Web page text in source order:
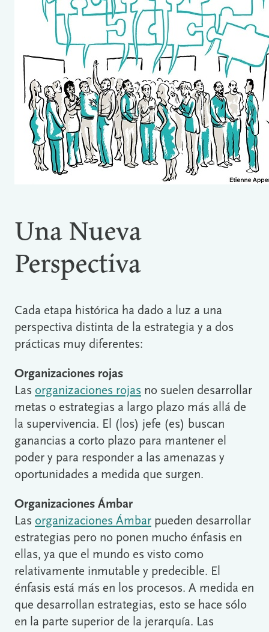
Una Nueva
Perspectiva
Cada etapa histórica ha dado a luz a una
perspectiva distinta de la estrategia y a dos
prácticas muy diferentes:
Organizaciones rojas
Las organizaciones rojas no suelen desarrollar
metas o estrategias a largo plazo más allá de
la supervivencia. El (los) jefe (es) buscan
ganancias a corto plazo para mantener el
poder y para responder a las amenazas y
oportunidades a medida que surgen.
Organizaciones Ámbar
Las organizaciones Ámbar pueden desarrollar
estrategias pero no ponen mucho énfasis en
ellas, ya que el mundo es visto como
relativamente inmutable y predecible. El
énfasis está más en los procesos. A medida en
que desarrollan estrategias, esto se hace sólo
en la parte superior de la jerarquía. Las